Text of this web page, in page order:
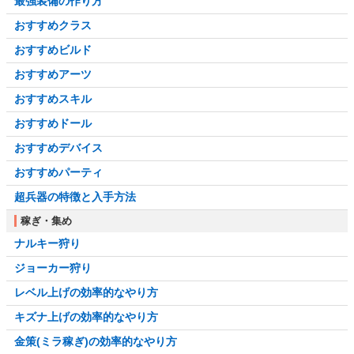
おすすめクラス
おすすめビルド
おすすめアーツ
おすすめスキル
おすすめドール
おすすめデバイス
おすすめパーティ
超兵器の特徴と入手方法
稼ぎ・集め
ナルキー狩り
ジョーカー狩り
レベル上げの効率的なやり方
キズナ上げの効率的なやり方
金策(ミラ稼ぎ)の効率的なやり方